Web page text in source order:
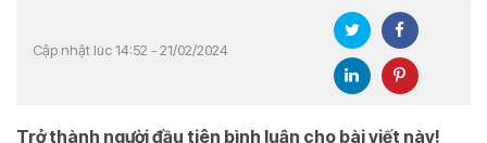
Cập nhật lúc 14:52 - 21/02/2024
Trở thành người đầu tiên bình luận cho bài viết này!